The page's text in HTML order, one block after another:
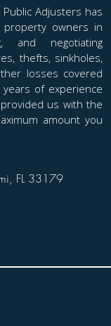
Public Adjusters has
property owners in
and negotiating
thefts, sinkholes,
losses covered
of experience
us with the
amount you
FL 33179